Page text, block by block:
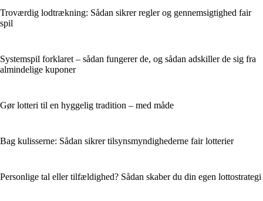
Troværdig lodtrækning: Sådan sikrer regler og gennemsigtighed fair
spil
Systemspil forklaret – sådan fungerer de, og sådan adskiller de sig fra
almindelige kuponer
Gør lotteri til en hyggelig tradition – med måde
Bag kulisserne: Sådan sikrer tilsynsmyndighederne fair lotterier
Personlige tal eller tilfældighed? Sådan skaber du din egen lottostrategi